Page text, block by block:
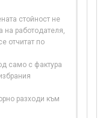
стойност не
на работодателя,
отчитат по
само с фактура
разходи към